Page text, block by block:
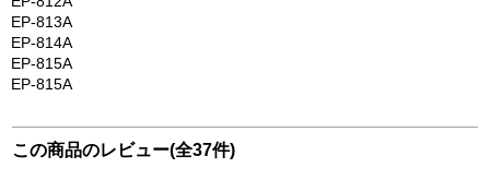
EP-813A
EP-814A
EP-815A
EP-815A
この商品のレビュー(全37件)